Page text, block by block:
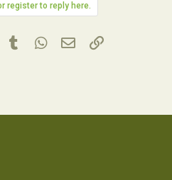
register to reply here.
TumblrWhatsApp
Email Lien